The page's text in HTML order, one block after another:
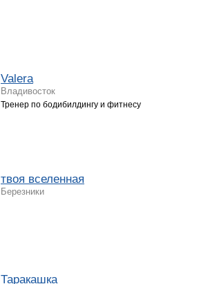
Valera
Владивосток
Тренер по бодибилдингу и фитнесу
твоя вселенная
Березники
Таракашка